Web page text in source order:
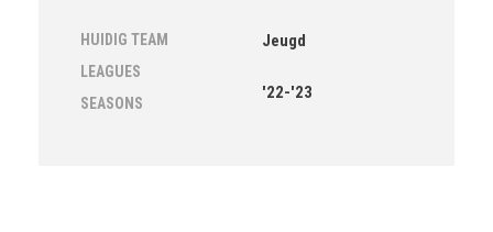
HUIDIG TEAM
LEAGUES
Jeugd
SEASONS
'22-'23